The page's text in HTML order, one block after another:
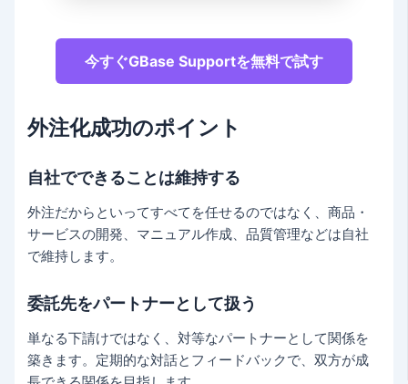
今すぐGBase Supportを無料で試す
外注化成功のポイント
自社でできることは維持する
外注だからといってすべてを任せるのではなく、商品・
サービスの開発、マニュアル作成、品質管理などは自社
で維持します。
委託先をパートナーとして扱う
単なる下請けではなく、対等なパートナーとして関係を
築きます。定期的な対話とフィードバックで、双方が成